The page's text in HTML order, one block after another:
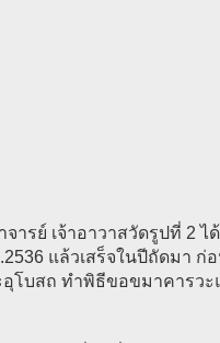
รย์ เจ้าอาวาสวัดรูปที่ 2 ไ
แล้วเสร็จในปีถัดมา ก่
บสถ ทำพิธีขอขมาคารวะ